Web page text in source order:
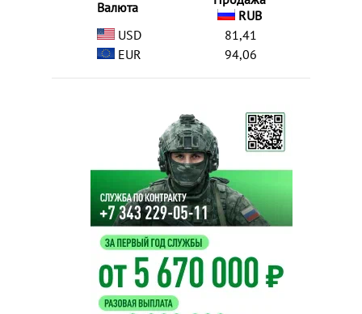
Валюта
RUB
USD
81,41
EUR
94,06